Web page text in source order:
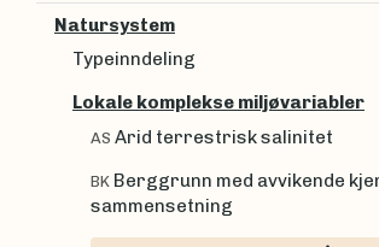
Natursystem
Typeinndeling
Lokale komplekse miljøvariabler
AS Arid terrestrisk salinitet
BK Berggrunn med avvikende
sammensetning